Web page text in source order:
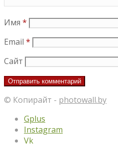
Имя *
Email *
Сайт
© Копирайт - photowall.by
Gplus
Instagram
Vk